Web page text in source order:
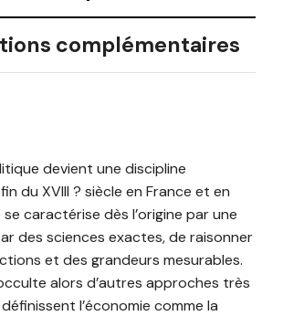
complémentaires
devient une discipline
du XVIII ? siècle en France et en
caractérise dès l’origine par une
des sciences exactes, de raisonner
et des grandeurs mesurables.
alors d’autres approches très
l’économie comme la